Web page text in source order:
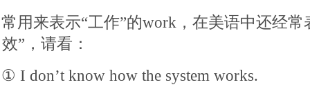
常用来表示“工作”的work，在美语中还经
效”，请看：
① I don’t know how the system works.